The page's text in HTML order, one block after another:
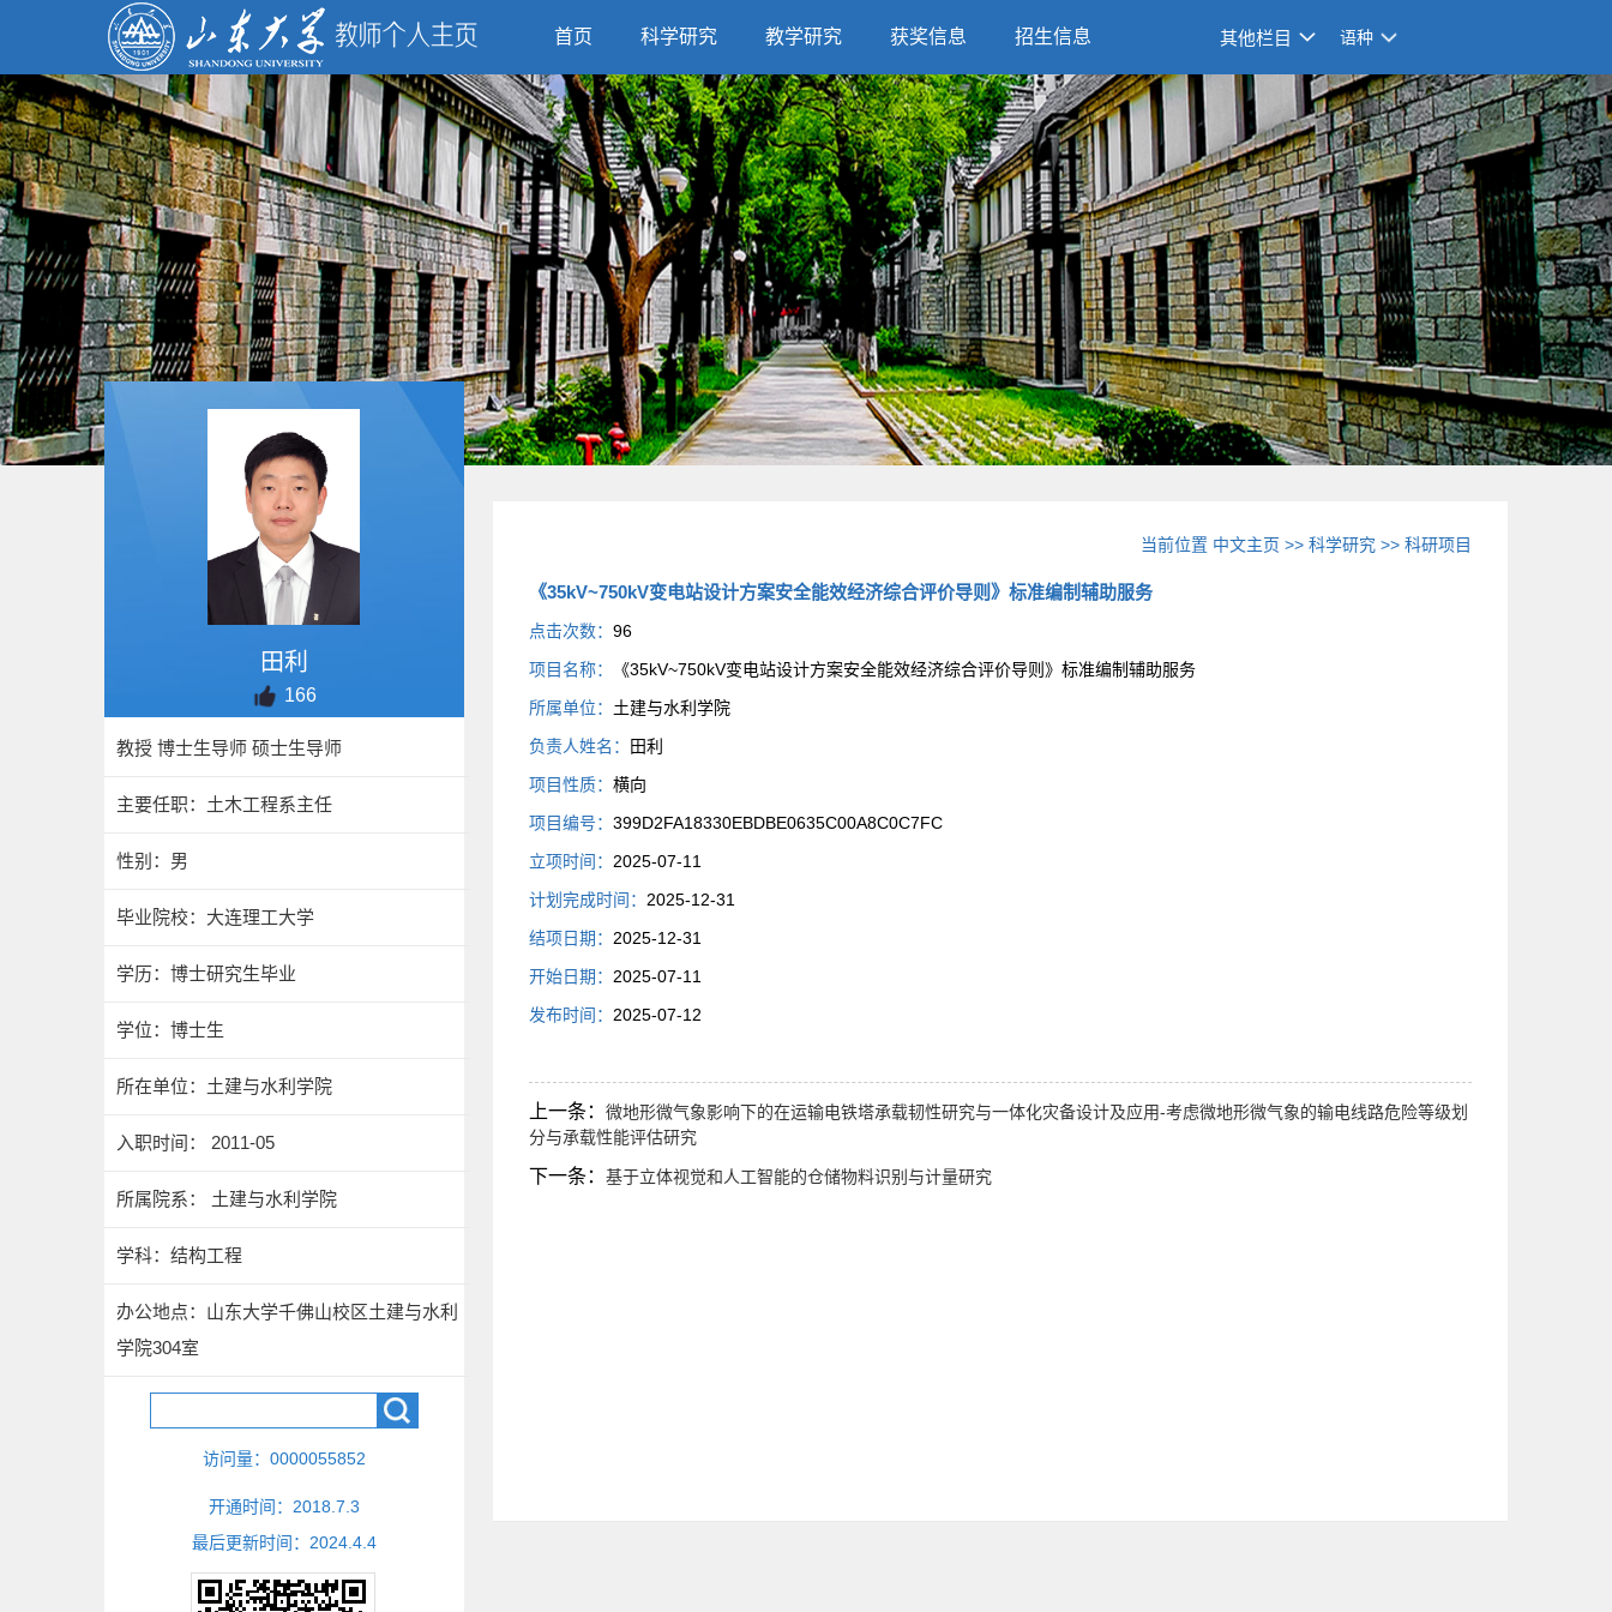
首页 科学研究 教学研究 获奖信息 招生信息 其他栏目 语种
田利
166
教授 博士生导师 硕士生导师
主要任职：土木工程系主任
性别：男
毕业院校：大连理工大学
学历：博士研究生毕业
学位：博士生
所在单位：土建与水利学院
入职时间： 2011-05
所属院系： 土建与水利学院
学科：结构工程
办公地点：山东大学千佛山校区土建与水利
学院304室
访问量： 0000055852
开通时间： 2018 7 3
最后更新时间： 2024 4 4
当前位置 中文主页 >>科学研究 >>科研项目
《35kV~750kV变电站设计方案安全能效经济综合评价导则》标准编制辅助服务
点击次数： 96
项目名称：
《35kV~750kV变电站设计方案安全能效经济综合评价导则》标准编制辅助服务
所属单位： 土建与水利学院
负责人姓名：
田利
项目性质： 横向
项目编号： 399D2FA18330EBDBE0635C00A8C0C7FC
立项时间： 2025-07-11
计划完成时间： 2025-12-31
结项日期： 2025-12-31
开始日期： 2025-07-11
发布时间： 2025-07-12
上一条： 微地形微气象影响下的在运输电铁塔承载韧性研究与一体化灾备设计及应用-考虑微地形微气象的输电线路危险等级划
分与承载性能评估研究
下一条： 基于立体视觉和人工智能的仓储物料识别与计量研究